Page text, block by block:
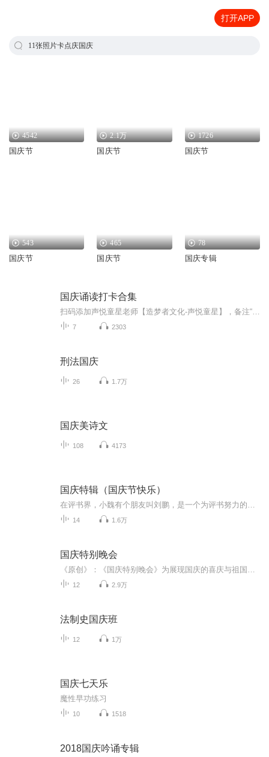
打开APP
11张照片卡点庆国庆
4542
国庆节
2.1万
国庆节
1726
国庆节
543
国庆节
465
国庆节
78
国庆专辑
国庆诵读打卡合集
7 2303
刑法国庆
26 1.7万
国庆美诗文
108 4173
国庆特辑（国庆节快乐）
14 1.6万
国庆特别晚会
12 2.9万
法制史国庆班
12 1万
国庆七天乐
魔性早功练习
10 1518
2018国庆吟诵专辑